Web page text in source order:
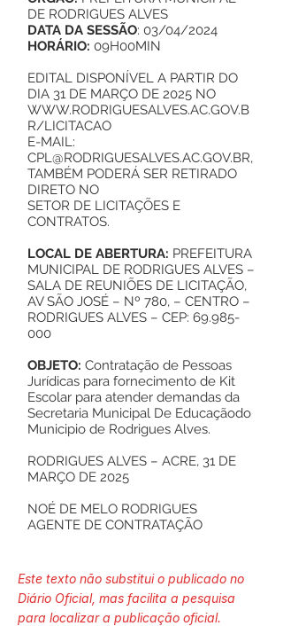
DE RODRIGUES ALVES
DATA DA SESSÃO: 03/04/2024
HORÁRIO: 09H00MIN
EDITAL DISPONÍVEL A PARTIR DO
DIA 31 DE MARÇO DE 2025 NO
WWW.RODRIGUESALVES.AC.GOV.B
R/LICITACAO
E-MAIL:
CPL@RODRIGUESALVES.AC.GOV.BR,
TAMBÉM PODERÁ SER RETIRADO
DIRETO NO
SETOR DE LICITAÇÕES E
CONTRATOS.
LOCAL DE ABERTURA: PREFEITURA
MUNICIPAL DE RODRIGUES ALVES –
SALA DE REUNIÕES DE LICITAÇÃO,
AV SÃO JOSÉ – Nº 780, – CENTRO –
RODRIGUES ALVES – CEP: 69.985-
000
OBJETO: Contratação de Pessoas
Jurídicas para fornecimento de Kit
Escolar para atender demandas da
Secretaria Municipal De Educaçãodo
Municipio de Rodrigues Alves.
RODRIGUES ALVES – ACRE, 31 DE
MARÇO DE 2025
NOÉ DE MELO RODRIGUES
AGENTE DE CONTRATAÇÃO
Este texto não substitui o publicado no
Diário Oficial, mas facilita a pesquisa
para localizar a publicação oficial.